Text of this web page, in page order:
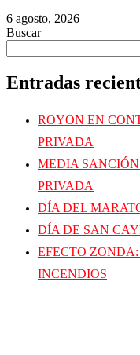
6 agosto, 2026
Buscar
Entradas
ROYON EN
PRIVADA
MEDIA
PRIVADA
DÍA DEL
DÍA DE SAN
EFECTO
INCENDIOS